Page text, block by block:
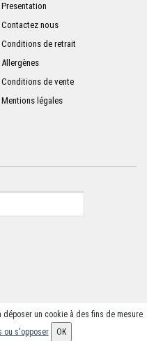
Presentation
Contactez nous
Conditions de retrait
Allergènes
Conditions de vente
Mentions légales
de commande sur internet et
déposer un cookie à des fins de mesure
ou s'opposer OK